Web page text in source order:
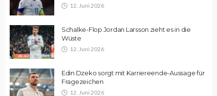
12. Juni 2026
Schalke-Flop Jordan Larsson zieht es in die
Wüste
12. Juni 2026
Edin Dzeko sorgt mit Karriereende-Aussage für
Fragezeichen
12. Juni 2026